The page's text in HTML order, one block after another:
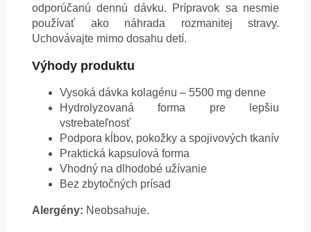
odporúčanú dennú dávku. Prípravok sa nesmie
používať ako náhrada rozmanitej stravy.
Uchovávajte mimo dosahu detí.
Výhody produktu
Vysoká dávka kolagénu – 5500 mg denne
Hydrolyzovaná forma pre lepšiu
vstrebateľnosť
Podpora kĺbov, pokožky a spojivových tkanív
Praktická kapsulová forma
Vhodný na dlhodobé užívanie
Bez zbytočných prísad
Alergény: Neobsahuje.